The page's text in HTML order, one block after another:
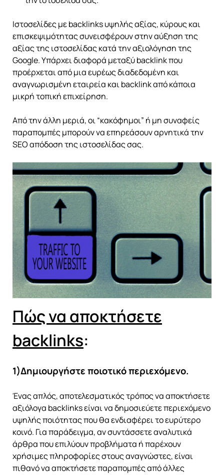
Ιστοσελίδες με backlinks υψηλής αξίας, κύρους και
επισκεψιμότητας συνεισφέρουν στην αύξηση της
αξίας της ιστοσελίδας κατά την αξιολόγηση της
Google. Υπάρχει διαφορά μεταξύ backlink που
προέρχεται από μια ευρέως διαδεδομένη και
αναγνωρισμένη εταιρεία και backlink από κάποια
μικρή τοπική επιχείρηση.
Από την άλλη μεριά, oι “κακόφημοι” ή μη συναφείς
παραπομπές μπορούν να επηρεάσουν αρνητικά την
SEO απόδοση της ιστοσελίδας σας.
Πώς να αποκτήσετε
backlinks:
1)Δημιουργήστε ποιοτικό περιεχόμενο.
Ένας απλός, αποτελεσματικός τρόπος να αποκτήσετε
αξιόλογα backlinks είναι να δημοσιεύετε περιεχόμενο
υψηλής ποιότητας που θα ενδιαφέρει το ευρύτερο
κοινό. Για παράδειγμα, αν συντάσσετε αναλυτικά
άρθρα που επιλύουν προβλήματα ή παρέχουν
χρήσιμες πληροφορίες στους αναγνώστες, είναι
πιθανό να αποκτήσετε παραπομπές από άλλες